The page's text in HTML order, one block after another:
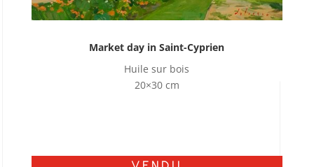
Market day in Saint-Cyprien
Huile sur bois
20×30 cm